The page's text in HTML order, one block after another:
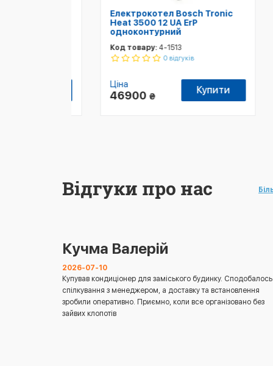
Електрокотел Bosch Tronic
Heat 3500 12 UA ErP
одноконтурний
Код товару:4-1513
0 відгуків
46900₴
Купити
Відгуки про нас
Кучма Валерій
2026-07-10
Купував кондиціонер для заміського будинку. Сподобалось
спілкування з менеджером, а доставку та встановлення
зробили оперативно. Приємно, коли все організовано без
зайвих клопотів